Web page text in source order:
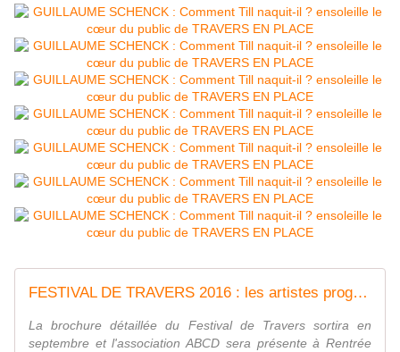
FESTIVAL DE TRAVERS 2016 : les artistes programmés PLACE ST AIGNAN et pour TRAVERS EN SALLE - VIVRE AUTREMENT VOS LOISIRS avec Clodelle
La brochure détaillée du Festival de Travers sortira en
septembre et l'association ABCD sera présente à Rentrée